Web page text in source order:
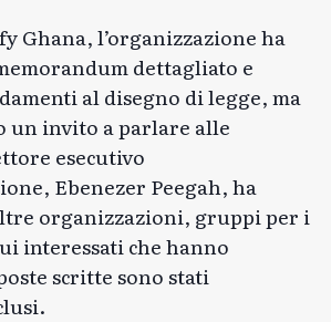
Ghana, l’organizzazione ha
dettagliato e
al disegno di legge, ma
un invito a parlare alle
esecutivo
Ebenezer Peegah, ha
organizzazioni, gruppi per i
interessati che hanno
scritte sono stati